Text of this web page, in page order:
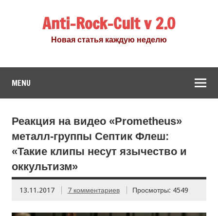
Anti-Rock-Cult v 2.0
Новая статья каждую неделю
MENU
Реакция на видео «Prometheus»
металл-группы Септик Флеш:
«Такие клипы несут язычество и
оккультизм»
13.11.2017 7 комментариев Просмотры: 4549